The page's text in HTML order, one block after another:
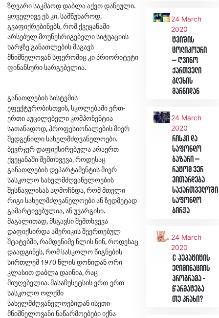
ზღვარი საკმაოდ დაბლა აქვთ დაწეული.
ყოველივე ეს კი, სამწუხაროდ,
გვაფიქრებინებს, რომ ქვეყანაში
არსებულ მოუწესრიგებელი სიტუაციის
ხარჯზე განათლების მსგავს
მნიშნელოვან სფეროშიც კი პრიორიტეტი
ფინანსური სარგებელია.
განათლების სისტემის
ეფექტურობისთვის, სკოლებაში ერთ-
ერთი აუცილებელი კომპონენტია
სათანადოდ, პროფესიონალების მიერ
შედგენილი სახელმძღვანელოები.
ბევრჯერ დაფიქსირებულა არაერთ
ქვეყანაში შემთხვევა, როდესაც
განათლების დეპარტამენტის მიერ
სასკოლო სახელმძღვანელოების
შესწავლისას აღმოჩნდა, რომ მთელი
რიგი სახელმძღვანელოები ან ზედმეტად
გამარტივებულია, ან უვარგისი.
მაგალითად, მსგავსი შემთხვევა
დაფიქსირდა ამერიკის შეერთებულ
შტატებში, რამდენიმე წლის წინ, როდესაც
დაადგინეს, რომ სასკოლო წიგნების
სირთლემ 1970 წლის დონიდან ორი
კლასით დაბლა დაიწია, რაც
მიუღებელია. მასაჩუსეტსის ერთ-ერთ
სასკოლო ოლქში
სახელმძღვანელოებიდან ისეთი
მნიშნელოვანი ნაწარმოებები იქნა
24 March
2020
ტვიშის
ცოლიკოური
– ღვინო
ქართველი
გლეხის
მარნიდან
24 March
2020
რისკი და
საფონდო
ბაზარი –
რატომ ვერ
ვითარდება
საქართველოში
საფონდო
ბირჟა
24 March
2020
C ჰეპატიტის
ელიმინაციის
პროგრამა -
წარმატება
თუ კრახი?